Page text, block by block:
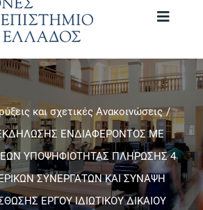
Toggle
και σχετικές Ανακοινώσεις
ΕΝΔΙΑΦΕΡΟΝΤΟΣ ΜΕ
ΥΠΟΨΗΦΙΟΤΗΤΑΣ ΠΛΗΡΩΣΗΣ 4
ΣΥΝΕΡΓΑΤΩΝ ΚΑΙ ΣΥΝΑΨΗ
ΕΡΓΟΥ ΙΔΙΩΤΙΚΟΥ ΔΙΚΑΙΟΥ